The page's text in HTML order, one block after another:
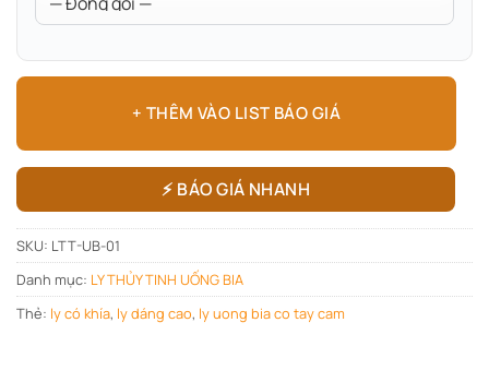
+ THÊM VÀO LIST BÁO GIÁ
⚡ BÁO GIÁ NHANH
SKU: LTT-UB-01
Danh mục: LY THỦY TINH UỐNG BIA
Thẻ: ly có khía, ly dáng cao, ly uong bia co tay cam